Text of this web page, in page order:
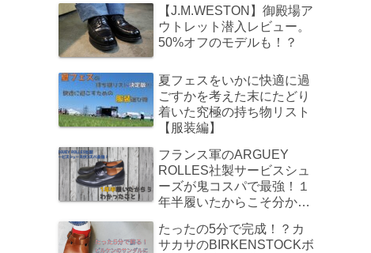
【J.M.WESTON】御殿場ア
ウトレット潜入レビュー。
50%オフのモデルも！？
夏フェスをいかに快適に過
ごすかを考えた末にたどり
着いた究極の持ち物リスト
【服装編】
フランス軍のARGUEY
ROLLES社製サービスシュ
ーズが鬼コスパで最強！１
年半履いたからこそ分かっ
たったの5分で完成！？カ
サカサのBIRKENSTOCKボ